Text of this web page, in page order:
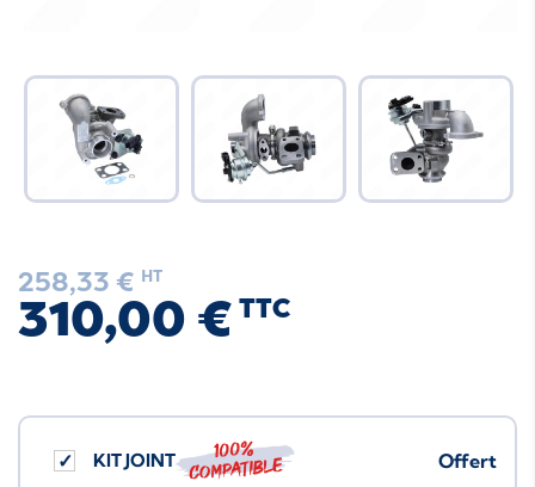
258,33 € HT
310,00 € TTC
KIT JOINT 100%
compatible Offert